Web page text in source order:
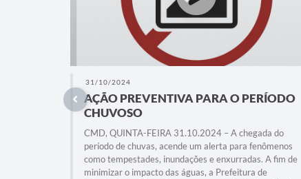
31/10/2024
AÇÃO PREVENTIVA PARA O PERÍODO
CHUVOSO
CMD, QUINTA-FEIRA 31.10.2024 – A chegada do
período de chuvas, acende um alerta para fenômenos
como tempestades, inundações e enxurradas. A fim de
minimizar o impacto das águas, a Prefeitura de